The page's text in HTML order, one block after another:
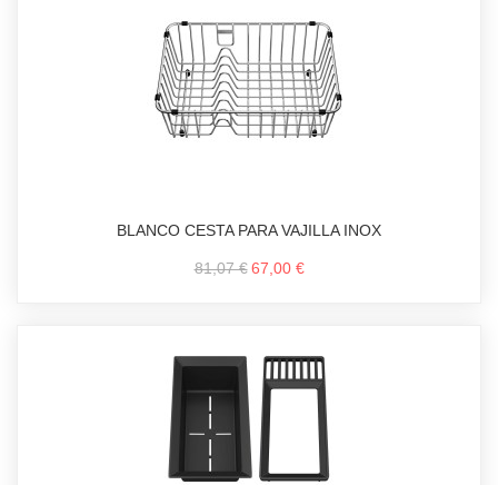
BLANCO CESTA PARA VAJILLA INOX
81,07 € 67,00 €